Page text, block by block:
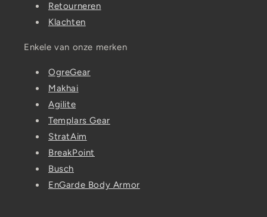
Retourneren
Klachten
Enkele van onze merken
OgreGear
Makhai
Agilite
Templars Gear
StratAim
BreakPoint
Busch
EnGarde Body Armor